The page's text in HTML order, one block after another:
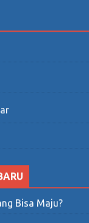
Bisa Maju?